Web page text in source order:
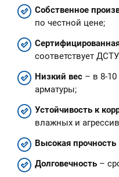
Собственное
по честной цене;
соответствует
Низкий вес – в 8-10
арматуры;
Устойчивость к
влажных и
Высокая прочность
Долговечность –